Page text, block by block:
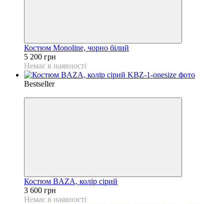
Костюм Monoline, чорно білий
5 200 грн
Немає в наявності
Bestseller
Костюм BAZA, колір сірий
3 600 грн
Немає в наявності